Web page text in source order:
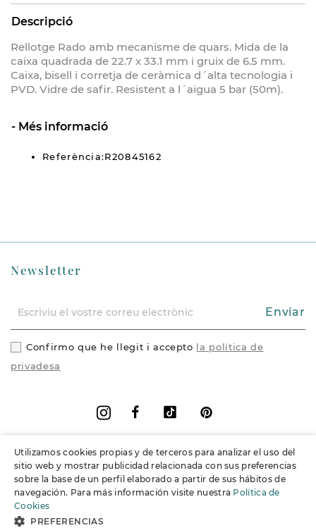
Descripció
Rellotge Rado amb mecanisme de quars. Mida de la
caixa quadrada de 22.7 x 33.1 mm i gruix de 6.5 mm.
Caixa, bisell i corretja de ceràmica d´alta tecnologia i
PVD. Vidre de safir. Resistent a l´aigua 5 bar (50m).
Més informació
Referència:R20845162
Informació
Suport
Newsletter
Enviar
Confirmo que he llegit i accepto la política de
privadesa
FacebookVimeo
Instagram
Utilizamos cookies propias y de terceros para analizar el uso del
sitio web y mostrar publicidad relacionada con sus preferencias
sobre la base de un perfil elaborado a partir de sus hábitos de
navegación. Para más información visite nuestra Política de
Cookies
PREFERENCIAS